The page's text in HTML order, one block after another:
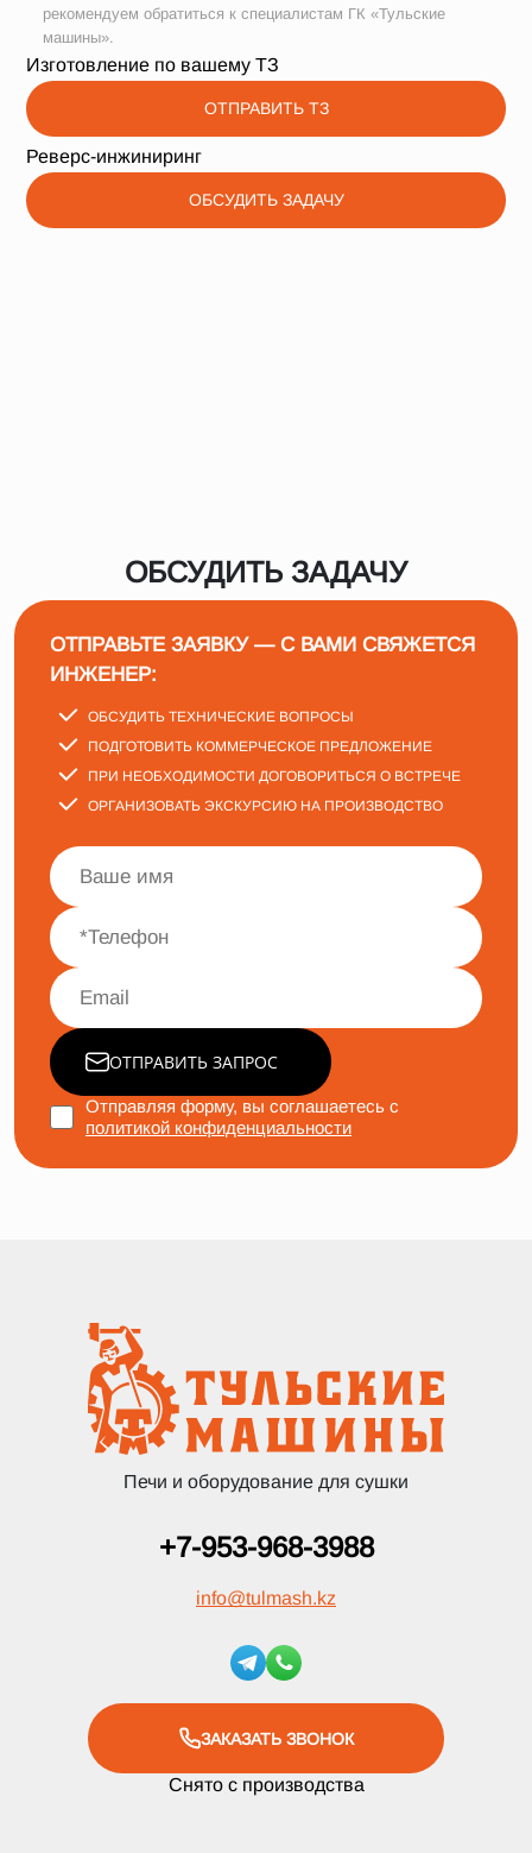
рекомендуем обратиться к специалистам ГК «Тульские
машины».
Изготовление по вашему ТЗ
ОТПРАВИТЬ ТЗ
Реверс-инжиниринг
ОБСУДИТЬ ЗАДАЧУ
ОБСУДИТЬ ЗАДАЧУ
ОТПРАВЬТЕ ЗАЯВКУ — С ВАМИ СВЯЖЕТСЯ
ИНЖЕНЕР:
ОБСУДИТЬ ТЕХНИЧЕСКИЕ ВОПРОСЫ
ПОДГОТОВИТЬ КОММЕРЧЕСКОЕ ПРЕДЛОЖЕНИЕ
ПРИ НЕОБХОДИМОСТИ ДОГОВОРИТЬСЯ О ВСТРЕЧЕ
ОРГАНИЗОВАТЬ ЭКСКУРСИЮ НА ПРОИЗВОДСТВО
ОТПРАВИТЬ ЗАПРОС
Отправляя форму, вы соглашаетесь с
политикой конфиденциальности
Печи и оборудование для сушки
+7-953-968-3988
info@tulmash.kz
ЗАКАЗАТЬ ЗВОНОК
Снято с производства